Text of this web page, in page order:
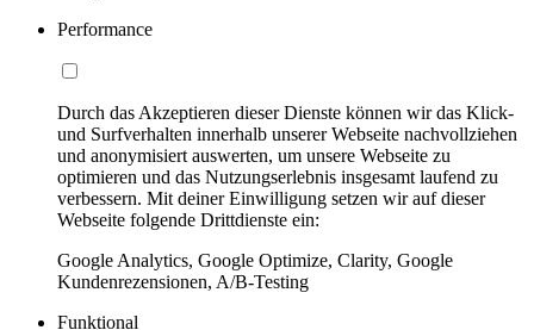
Performance
Durch das Akzeptieren dieser Dienste können wir das Klick-
und Surfverhalten innerhalb unserer Webseite nachvollziehen
und anonymisiert auswerten, um unsere Webseite zu
optimieren und das Nutzungserlebnis insgesamt laufend zu
verbessern. Mit deiner Einwilligung setzen wir auf dieser
Webseite folgende Drittdienste ein:
Google Analytics, Google Optimize, Clarity, Google
Kundenrezensionen, A/B-Testing
Funktional